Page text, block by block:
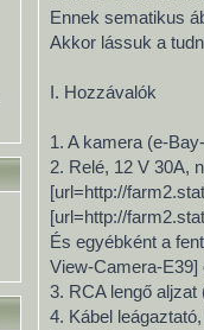
Ennek sematikus
Akkor lássuk a
I. Hozzávalók
1. A kamera (e-
2. Relé, 12 V 30A,
[url=http://
[url=http://
És egyébként a
View-Camera-E39]
3. RCA lengő
4. Kábel